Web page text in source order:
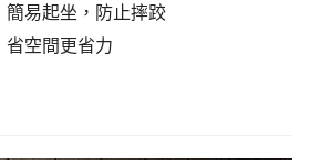
簡易起坐，防止摔跤
省空間更省力